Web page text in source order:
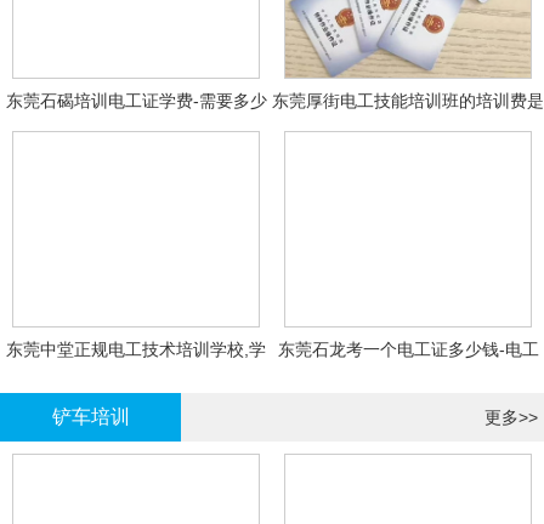
东莞石碣培训电工证学费-需要多少
钱?需要什么条件?
东莞厚街电工技能培训班的培训费是
多少?
东莞中堂正规电工技术培训学校,学
东莞石龙考一个电工证多少钱-电工
铲车培训 更多>>